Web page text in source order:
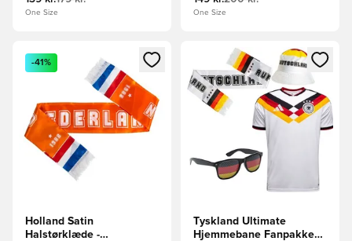
One Size One Size
Åbner en Modal til at logge ind eller tilmelde dig som
-41%
Holland Satin
Halstørklæde -
Åbner en Modal til at logge
Tyskland Ultimate
Hjemmebane Fanpakke